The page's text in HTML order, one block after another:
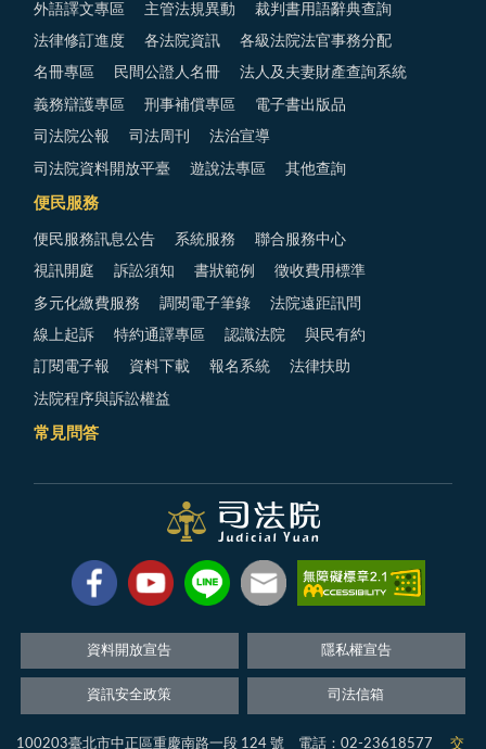
外語譯文專區 主管法規異動 裁判書用語辭典查詢
法律修訂進度 各法院資訊 各級法院法官事務分配
名冊專區 民間公證人名冊 法人及夫妻財產查詢系統
義務辯護專區 刑事補償專區 電子書出版品
司法院公報 司法周刊 法治宣導
司法院資料開放平臺 遊說法專區 其他查詢
便民服務
便民服務訊息公告 系統服務 聯合服務中心
視訊開庭 訴訟須知 書狀範例 徵收費用標準
多元化繳費服務 調閱電子筆錄 法院遠距訊問
線上起訴 特約通譯專區 認識法院 與民有約
訂閱電子報 資料下載 報名系統 法律扶助
法院程序與訴訟權益
常見問答
資料開放宣告 隱私權宣告
資訊安全政策 司法信箱
100203臺北市中正區重慶南路一段 124 號 電話：02-23618577 交